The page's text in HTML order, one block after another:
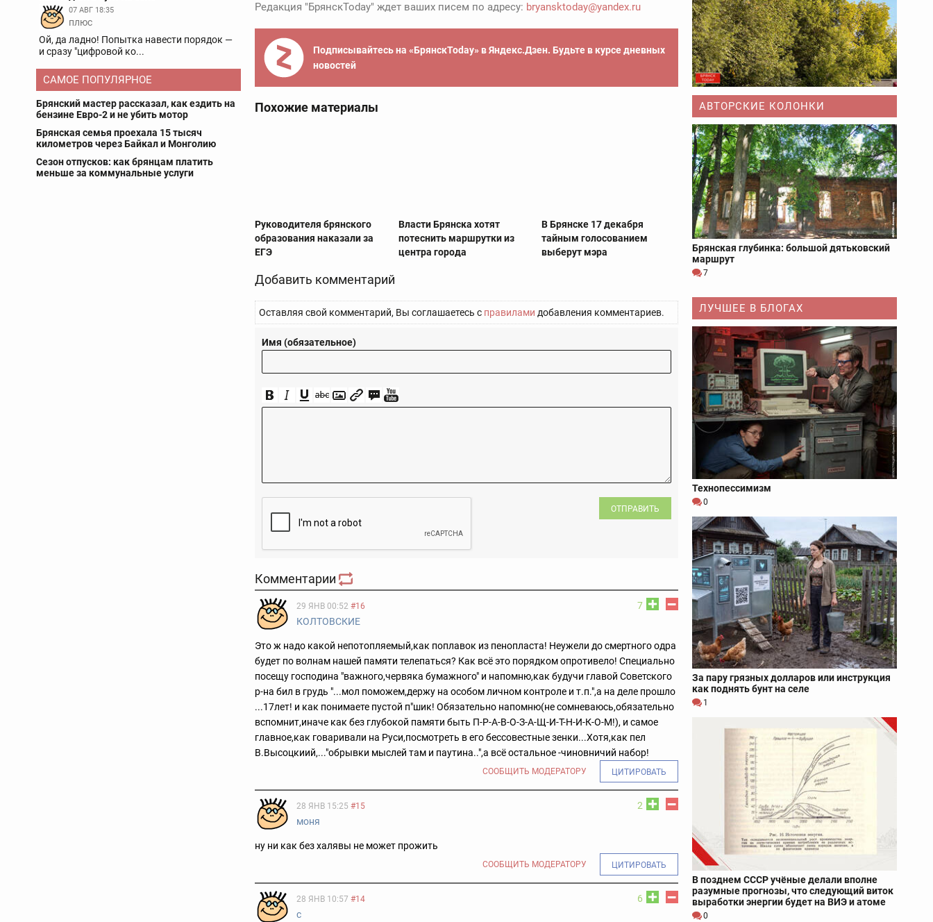
07 АВГ 18:35
плюс
Ой, да ладно! Попытка навести порядок —
и сразу "цифровой ко...
САМОЕ ПОПУЛЯРНОЕ
Брянский мастер рассказал, как ездить на
бензине Евро-2 и не убить мотор
Брянская семья проехала 15 тысяч
километров через Байкал и Монголию
Сезон отпусков: как брянцам платить
меньше за коммунальные услуги
Редакция "БрянскToday" ждет ваших писем по адресу: bryansktoday@yandex.ru
Подписывайтесь на «БрянскToday» в Яндекс.Дзен. Будьте в курсе дневных
новостей
Похожие материалы
Руководителя брянского
образования наказали за
ЕГЭ
Власти Брянска хотят
потеснить маршрутки из
центра города
В Брянске 17 декабря
тайным голосованием
выберут мэра
Добавить комментарий
Оставляя свой комментарий, Вы соглашаетесь с правилами добавления комментариев.
Имя (обязательное)
ОТПРАВИТЬ
Комментарии
7
29 ЯНВ 00:52 #16
КОЛТОВСКИЕ
Это ж надо какой непотопляемый,как поплавок из пенопласта! Неужели до смертного одра
будет по волнам нашей памяти телепаться? Как всё это порядком опротивело! Специально
посещу господина "важного,червяка бумажного" и напомню,как будучи главой Советского
р-на бил в грудь "...мол поможем,держу на особом личном контроле и т.п.",а на деле прошло
...17лет! и как понимаете пустой п"шик! Обязательно напомню(не сомневаюсь,обязательно
вспомнит,иначе как без глубокой памяти быть П-Р-А-В-О-З-А-Щ-И-Т-Н-И-К-О-М!), и самое
главное,как говаривали на Руси,посмотреть в его бессовестные зенки...Хотя,как пел
В.Высоцкиий,..."обрывки мыслей там и паутина..",а всё остальное -чиновничий набор!
СООБЩИТЬ МОДЕРАТОРУ ЦИТИРОВАТЬ
2
28 ЯНВ 15:25 #15
моня
ну ни как без халявы не может прожить
СООБЩИТЬ МОДЕРАТОРУ ЦИТИРОВАТЬ
6
28 ЯНВ 10:57 #14
с
АВТОРСКИЕ КОЛОНКИ
Брянская глубинка: большой дятьковский
маршрут
7
ЛУЧШЕЕ В БЛОГАХ
Технопессимизм
0
За пару грязных долларов или инструкция
как поднять бунт на селе
1
В позднем СССР учёные делали вполне
разумные прогнозы, что следующий виток
выработки энергии будет на ВИЭ и атоме
0